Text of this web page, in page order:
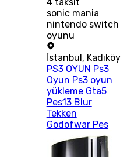
sonic mania
nintendo switch
oyunu
İstanbul, Kadıköy
PS3 OYUN Ps3
Oyun Ps3 oyun
yükleme Gta5
Pes13 Blur
Tekken
Godofwar Pes